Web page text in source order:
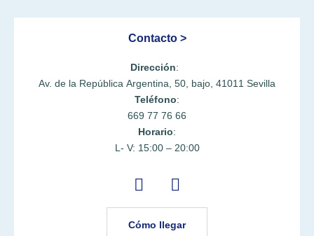
Contacto >
Dirección:
Av. de la República Argentina, 50, bajo, 41011 Sevilla
Teléfono:
669 77 76 66
Horario:
L- V: 15:00 – 20:00
Cómo llegar